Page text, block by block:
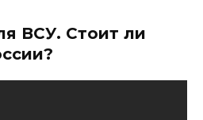
ВСУ. Стоит ли